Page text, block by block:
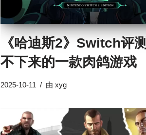
《哈迪斯2》Switch评
不下来的一款肉鸽游戏
2025-10-11 由 xyg